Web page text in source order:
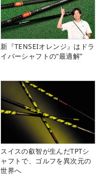
新『TENSEIオレンジ』はドラ
イバーシャフトの“最適解”
スイスの叡智が生んだTPTシ
ャフトで、ゴルフを異次元の
世界へ